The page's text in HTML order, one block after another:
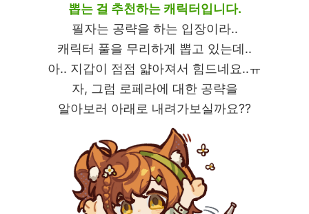
뽑는 걸 추천하는 캐릭터입니다.
필자는 공략을 하는 입장이라..
캐릭터 풀을 무리하게 뽑고 있는데..
아.. 지갑이 점점 얇아져서 힘드네요..ㅠ
자, 그럼 로페라에 대한 공략을
알아보러 아래로 내려가보실까요??